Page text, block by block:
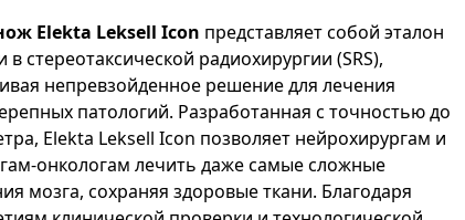
Elekta Leksell Icon представляет собой эталон
в стереотаксической радиохирургии (SRS),
непревзойденное решение для лечения
патологий. Разработанная с точностью до
Elekta Leksell Icon позволяет нейрохирургам и
онкологам лечить даже самые сложные
мозга, сохраняя здоровые ткани. Благодаря